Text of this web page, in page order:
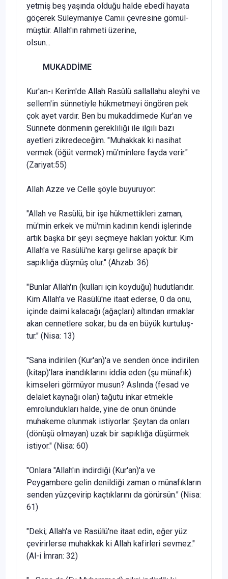
yetmiş beş yaşında ol­duğu halde ebedî hayata
göçerek Süleymaniye Camii çevresine gömül­
müştür. Allah'ın rahmeti üzerine,
olsun...
MUKADDİME
Kur'an-ı Kerîm'de Allah Rasûlü sallallahu aleyhi ve
sellem'in sünnetiyle hükmetmeyi öngören pek
çok ayet vardır. Ben bu mukaddimede Kur'an ve
Sünnete dönmenin gerekliliği ile ilgili bazı
ayetleri zikredece­ğim. "Muhakkak ki nasihat
vermek (öğüt vermek) mü'minlere fayda verir."
(Zariyat:55)
Allah Azze ve Celle şöyle buyuruyor:
"Allah ve Rasülü, bir işe hükmettikleri zaman,
mü'min erkek ve mü'min kadının kendi işlerinde
artık başka bir şeyi seçmeye hakla­rı yoktur. Kim
Allah'a ve Rasülü'ne karşı gelirse apaçık bir
sapıklığa düşmüş olur." (Ahzab: 36)
"Bunlar Allah'ın (kulları için koyduğu) hudutlarıdır.
Kim Allah'a ve Rasülü'ne itaat ederse, 0 da onu,
içinde daimi kalacağı (ağaçları) altından ırmaklar
akan cennetlere sokar; bu da en büyük kurtuluş­
tur." (Nisa: 13)
"Sana indirilen (Kur'an)'a ve senden önce indirilen
(kitap)'lara inandıklarını iddia eden (şu münafık)
kimseleri görmüyor musun? Aslında (fesad ve
delalet kaynağı olan) tağutu inkar etmekle
emrolundukları halde, yine de onun önünde
muhakeme olunmak istiyor­lar. Şeytan da onları
(dönüşü olmayan) uzak bir sapıklığa düşürmek
istiyor." (Nisa: 60)
"Onlara "Allah'ın indirdiği (Kur'an)'a ve
Peygambere gelin denil­diği zaman o münafıkların
senden yüzçevirip kaçtıklarını da görür­sün." (Nisa:
61)
"Deki; Allah'a ve Rasülü'ne itaat edin, eğer yüz
çevirirlerse mu­hakkak ki Allah kafirleri sevmez."
(Al-i İmran: 32)